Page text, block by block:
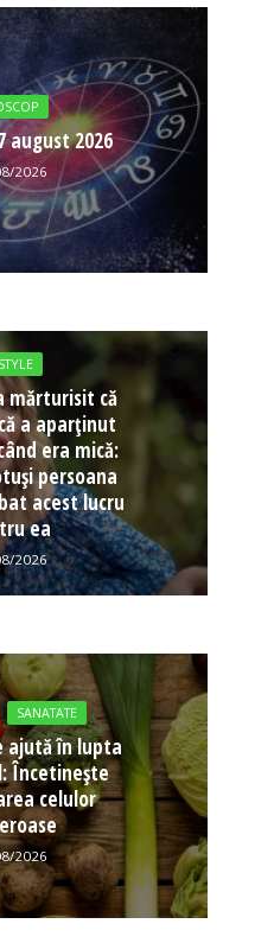
7 august 2026
2026
mărturisit că
a aparținut
era mică:
persoana
acest lucru
ea
2026
SANATATE
ajută în lupta
Încetinește
celulor
2026